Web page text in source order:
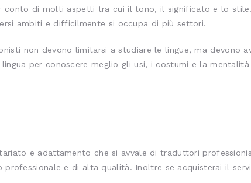
conto di molti aspetti tra cui il tono, il significato e lo
ambiti e difficilmente si occupa di più settori.
non devono limitarsi a studiare le lingue, ma devono
per conoscere meglio gli usi, i costumi e la mentalità
e adattamento che si avvale di traduttori
professionale e di alta qualità. Inoltre se acquisterai il